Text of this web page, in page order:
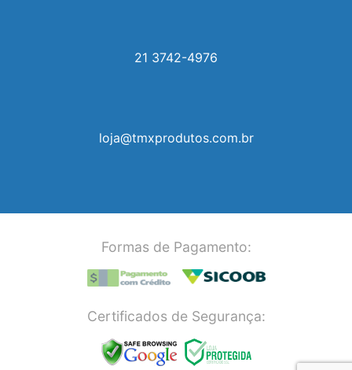
21 3742-4976
loja@tmxprodutos.com.br
Formas de Pagamento:
Certificados de Segurança: